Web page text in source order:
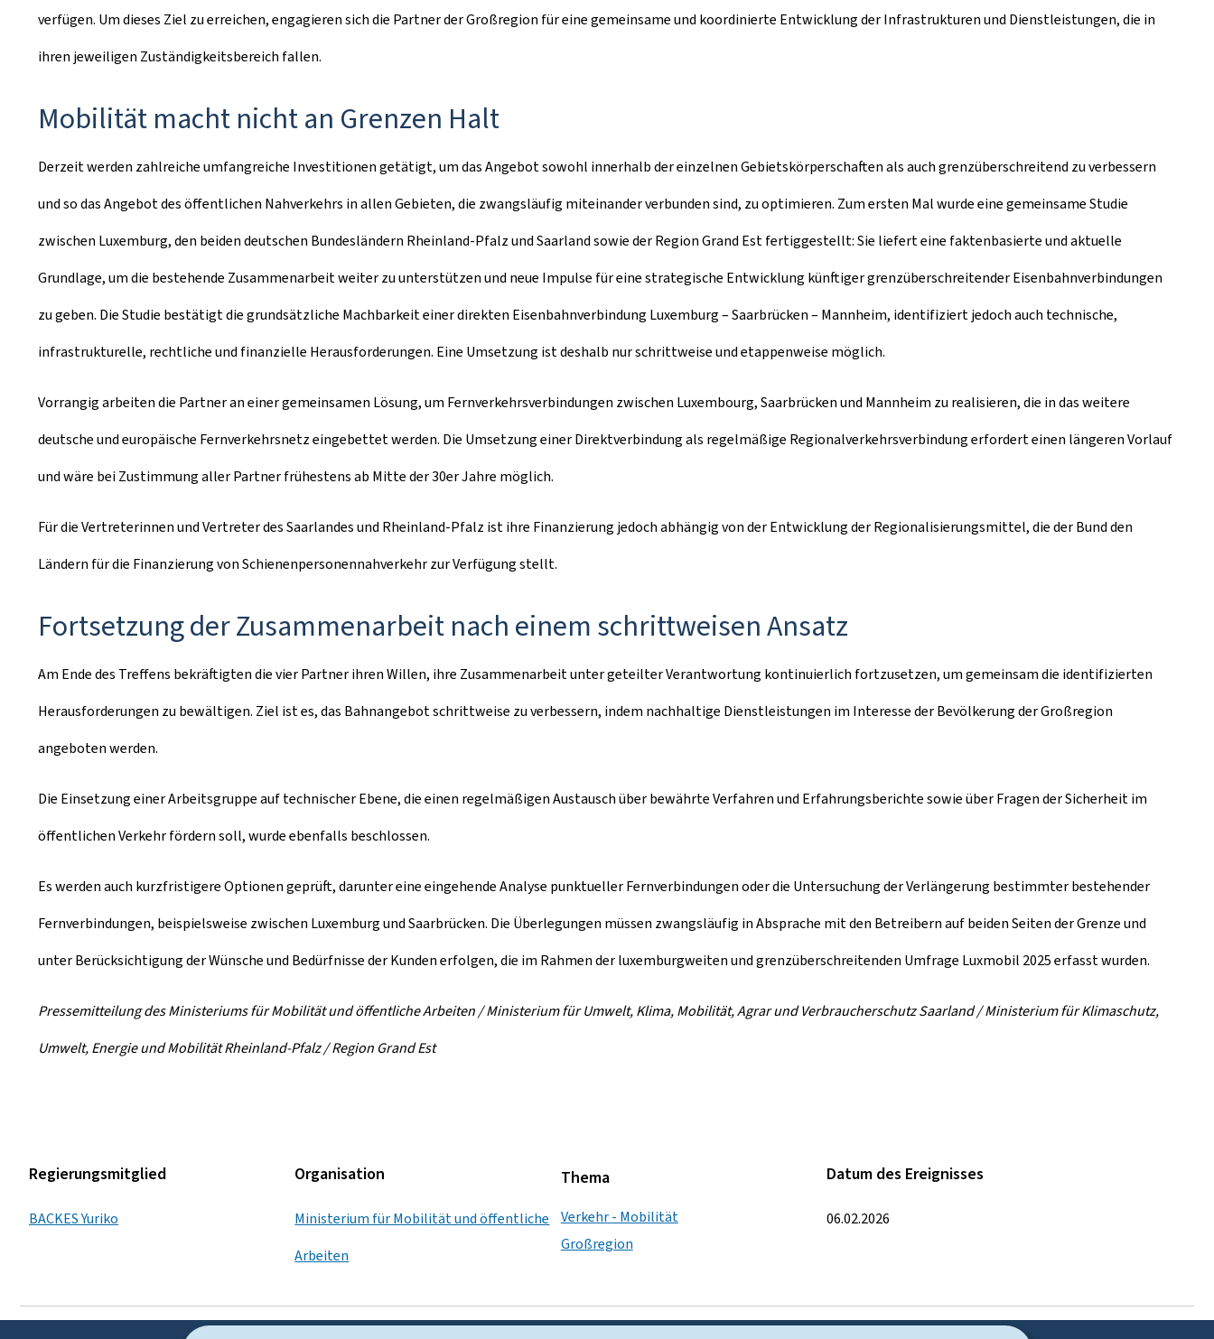
verfügen. Um dieses Ziel zu erreichen, engagieren sich die Partner der Großregion für eine gemeinsame und koordinierte Entwicklung der Infrastrukturen und Dienstleistungen, die in
ihren jeweiligen Zuständigkeitsbereich fallen.
Mobilität macht nicht an Grenzen Halt
Derzeit werden zahlreiche umfangreiche Investitionen getätigt, um das Angebot sowohl innerhalb der einzelnen Gebietskörperschaften als auch grenzüberschreitend zu verbessern
und so das Angebot des öffentlichen Nahverkehrs in allen Gebieten, die zwangsläufig miteinander verbunden sind, zu optimieren. Zum ersten Mal wurde eine gemeinsame Studie
zwischen Luxemburg, den beiden deutschen Bundesländern Rheinland-Pfalz und Saarland sowie der Region Grand Est fertiggestellt: Sie liefert eine faktenbasierte und aktuelle
Grundlage, um die bestehende Zusammenarbeit weiter zu unterstützen und neue Impulse für eine strategische Entwicklung künftiger grenzüberschreitender Eisenbahnverbindungen
zu geben. Die Studie bestätigt die grundsätzliche Machbarkeit einer direkten Eisenbahnverbindung Luxemburg – Saarbrücken – Mannheim, identifiziert jedoch auch technische,
infrastrukturelle, rechtliche und finanzielle Herausforderungen. Eine Umsetzung ist deshalb nur schrittweise und etappenweise möglich.
Vorrangig arbeiten die Partner an einer gemeinsamen Lösung, um Fernverkehrsverbindungen zwischen Luxembourg, Saarbrücken und Mannheim zu realisieren, die in das weitere
deutsche und europäische Fernverkehrsnetz eingebettet werden. Die Umsetzung einer Direktverbindung als regelmäßige Regionalverkehrsverbindung erfordert einen längeren Vorlauf
und wäre bei Zustimmung aller Partner frühestens ab Mitte der 30er Jahre möglich.
Für die Vertreterinnen und Vertreter des Saarlandes und Rheinland-Pfalz ist ihre Finanzierung jedoch abhängig von der Entwicklung der Regionalisierungsmittel, die der Bund den
Ländern für die Finanzierung von Schienenpersonennahverkehr zur Verfügung stellt.
Fortsetzung der Zusammenarbeit nach einem schrittweisen Ansatz
Am Ende des Treffens bekräftigten die vier Partner ihren Willen, ihre Zusammenarbeit unter geteilter Verantwortung kontinuierlich fortzusetzen, um gemeinsam die identifizierten
Herausforderungen zu bewältigen. Ziel ist es, das Bahnangebot schrittweise zu verbessern, indem nachhaltige Dienstleistungen im Interesse der Bevölkerung der Großregion
angeboten werden.
Die Einsetzung einer Arbeitsgruppe auf technischer Ebene, die einen regelmäßigen Austausch über bewährte Verfahren und Erfahrungsberichte sowie über Fragen der Sicherheit im
öffentlichen Verkehr fördern soll, wurde ebenfalls beschlossen.
Es werden auch kurzfristigere Optionen geprüft, darunter eine eingehende Analyse punktueller Fernverbindungen oder die Untersuchung der Verlängerung bestimmter bestehender
Fernverbindungen, beispielsweise zwischen Luxemburg und Saarbrücken. Die Überlegungen müssen zwangsläufig in Absprache mit den Betreibern auf beiden Seiten der Grenze und
unter Berücksichtigung der Wünsche und Bedürfnisse der Kunden erfolgen, die im Rahmen der luxemburgweiten und grenzüberschreitenden Umfrage Luxmobil 2025 erfasst wurden.
Pressemitteilung des Ministeriums für Mobilität und öffentliche Arbeiten / Ministerium für Umwelt, Klima, Mobilität, Agrar und Verbraucherschutz Saarland / Ministerium für Klimaschutz,
Umwelt, Energie und Mobilität Rheinland-Pfalz / Region Grand Est
Regierungsmitglied
BACKES Yuriko
Organisation
Ministerium für Mobilität und öffentliche
Arbeiten
Thema
Verkehr - Mobilität
Großregion
Datum des Ereignisses
06.02.2026